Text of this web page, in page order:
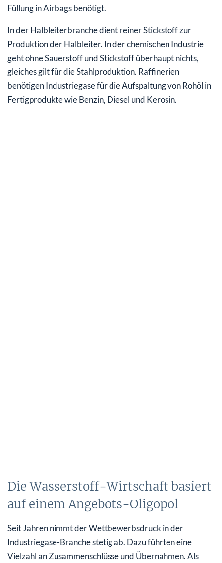
Füllung in Airbags benötigt.
In der Halbleiterbranche dient reiner Stickstoff zur
Produktion der Halbleiter. In der chemischen Industrie
geht ohne Sauerstoff und Stickstoff überhaupt nichts,
gleiches gilt für die Stahlproduktion. Raffinerien
benötigen Industriegase für die Aufspaltung von Rohöl in
Fertigprodukte wie Benzin, Diesel und Kerosin.
Die Wasserstoff-Wirtschaft basiert
auf einem Angebots-Oligopol
Seit Jahren nimmt der Wettbewerbsdruck in der
Industriegase-Branche stetig ab. Dazu führten eine
Vielzahl an Zusammenschlüsse und Übernahmen. Als